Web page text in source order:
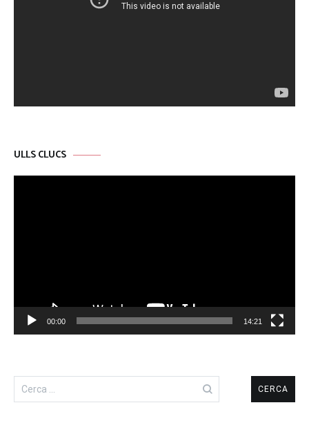
ULLS CLUCS
00:00 14:21
Cerca: